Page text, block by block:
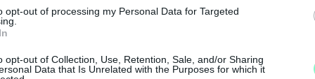
opt-out of processing my Personal Data for Targeted
opt-out of Collection, Use, Retention, Sale, and/or Sharing
Data that Is Unrelated with the Purposes for which it
baleset